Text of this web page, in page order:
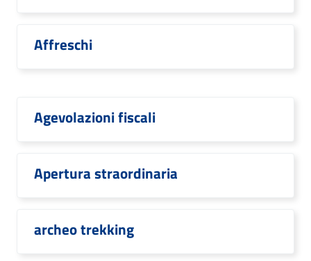
Affreschi
Agevolazioni fiscali
Apertura straordinaria
archeo trekking